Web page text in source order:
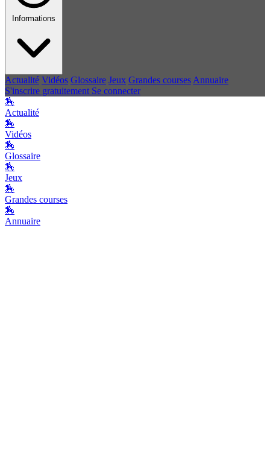
Informations
Actualité Vidéos Glossaire Jeux Grandes courses Annuaire
S'inscrire gratuitement Se connecter
🏇
Actualité
🏇
Vidéos
🏇
Glossaire
🏇
Jeux
🏇
Grandes courses
🏇
Annuaire